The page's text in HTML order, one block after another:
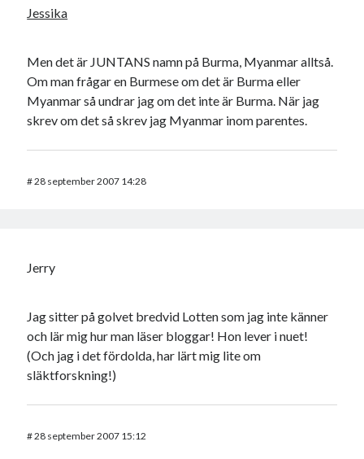
Swish: 070-8885542
Jessika
Men det är JUNTANS namn på Burma, Myanmar alltså.
Om man frågar en Burmese om det är Burma eller
Myanmar så undrar jag om det inte är Burma. När jag
skrev om det så skrev jag Myanmar inom parentes.
#28 september 2007 14:28
Jerry
Jag sitter på golvet bredvid Lotten som jag inte känner
och lär mig hur man läser bloggar! Hon lever i nuet!
(Och jag i det fördolda, har lärt mig lite om
släktforskning!)
#28 september 2007 15:12